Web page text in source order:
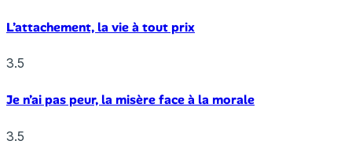
L’attachement, la vie à tout prix
3.5
Je n’ai pas peur, la misère face à la morale
3.5